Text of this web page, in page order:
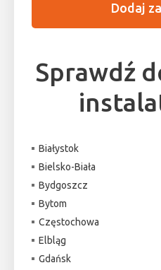
Dodaj
Sprawdź
Białystok
Bielsko-Biała
Bydgoszcz
Bytom
Częstochowa
Elbląg
Gdańsk